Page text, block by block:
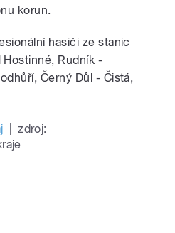
korun.
hasiči ze stanic
Hostinné, Rudník -
Černý Důl - Čistá,
zdroj: